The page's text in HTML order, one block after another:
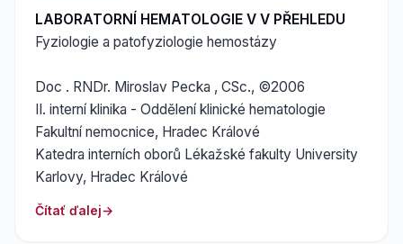
LABORATORNÍ HEMATOLOGIE V V PŘEHLEDU
Fyziologie a patofyziologie hemostázy
Doc . RNDr. Miroslav Pecka , CSc., ©2006
II. interní klinika - Oddělení klinické hematologie
Fakultní nemocnice, Hradec Králové
Katedra interních oborů Lékažské fakulty University
Karlovy, Hradec Králové
Čítať ďalej